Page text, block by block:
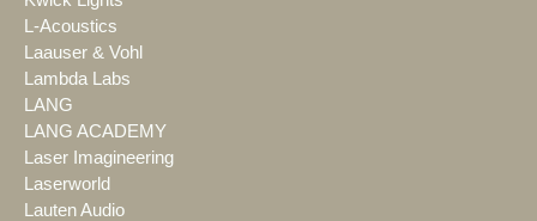
L-Acoustics
Laauser & Vohl
Lambda Labs
LANG
LANG ACADEMY
Laser Imagineering
Laserworld
Lauten Audio